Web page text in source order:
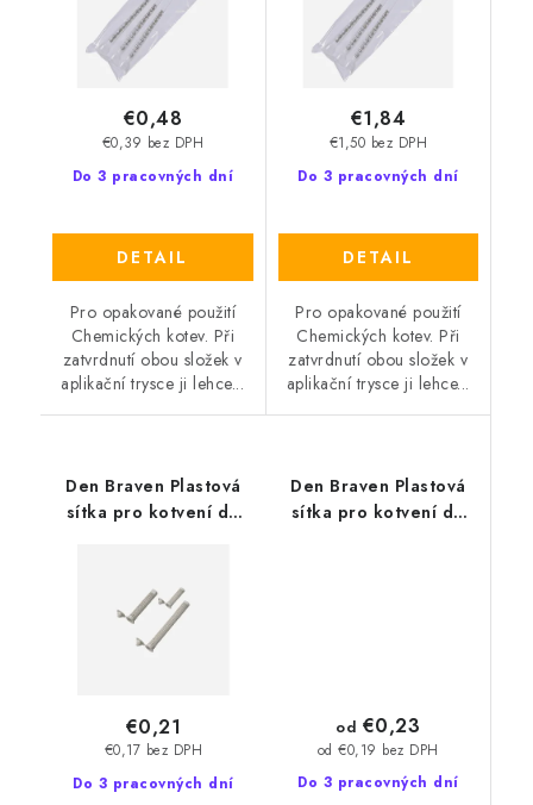
Do 3 pracovných dní
€0,39 bez DPH
€0,48
DETAIL
Pro opakované použití
Chemických kotev. Při
zatvrdnutí obou složek v
aplikační trysce ji lehce...
Do 3 pracovných dní
€1,50 bez DPH
€1,84
DETAIL
Pro opakované použití
Chemických kotev. Při
zatvrdnutí obou složek v
aplikační trysce ji lehce...
Den Braven Plastová
sítka pro kotvení do
Do 3 pracovných dní
€0,17 bez DPH
€0,21
Den Braven Plastová
sítka pro kotvení do
Do 3 pracovných dní
od €0,19 bez DPH
od €0,23